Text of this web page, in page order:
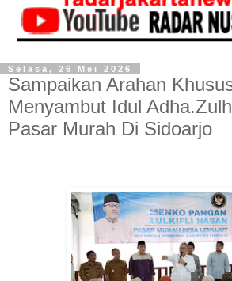
Selasa, 26 Mei 2026
Sampaikan Arahan
Menyambut Idul
Pasar Murah Di Sidoarjo